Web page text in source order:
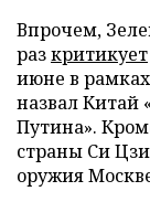
Впрочем,
разкритикует
июне в
назвал Китай
Путина».
страны Си
оружия